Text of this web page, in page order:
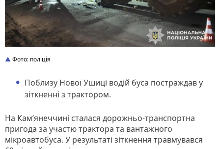
Фото: поліція
Поблизу Нової Ушиці водій буса постраждав у
зіткненні з трактором.
На Кам’янеччині сталася дорожньо-транспортна
пригода за участю трактора та вантажного
мікроавтобуса. У результаті зіткнення травмувався